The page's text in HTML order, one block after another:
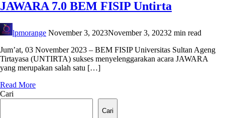
JAWARA 7.0 BEM FISIP Untirta
lpmorange November 3, 2023November 3, 20232 min read
Jum’at, 03 November 2023 – BEM FISIP Universitas Sultan Ageng
Tirtayasa (UNTIRTA) sukses menyelenggarakan acara JAWARA
yang merupakan salah satu […]
Read More
Cari
Cari